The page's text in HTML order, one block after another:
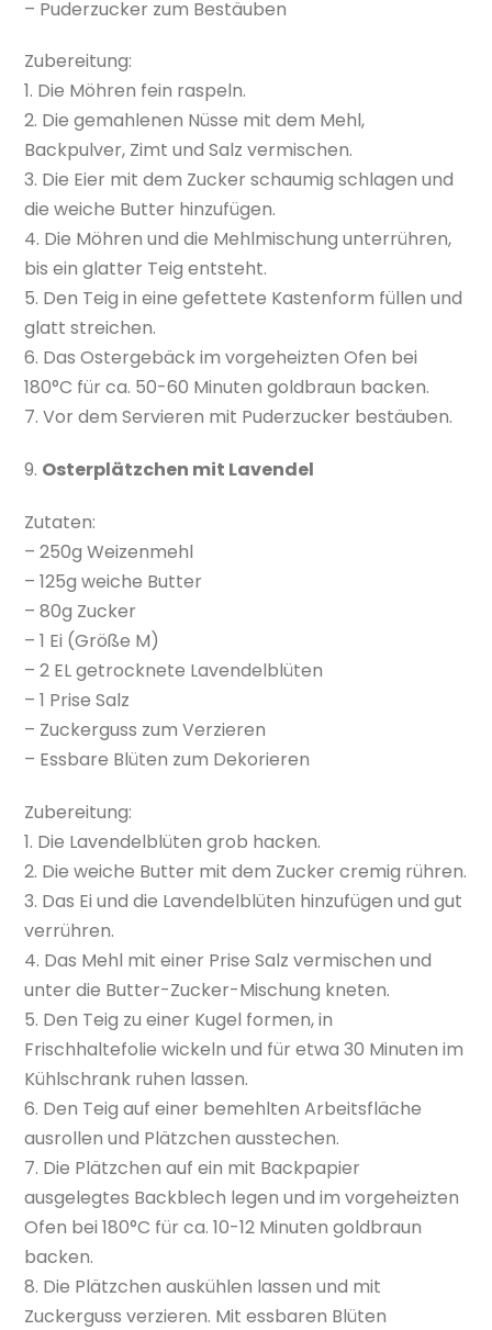
– Puderzucker zum Bestäuben
Zubereitung:
1. Die Möhren fein raspeln.
2. Die gemahlenen Nüsse mit dem Mehl,
Backpulver, Zimt und Salz vermischen.
3. Die Eier mit dem Zucker schaumig schlagen und
die weiche Butter hinzufügen.
4. Die Möhren und die Mehlmischung unterrühren,
bis ein glatter Teig entsteht.
5. Den Teig in eine gefettete Kastenform füllen und
glatt streichen.
6. Das Ostergebäck im vorgeheizten Ofen bei
180°C für ca. 50-60 Minuten goldbraun backen.
7. Vor dem Servieren mit Puderzucker bestäuben.
9. Osterplätzchen mit Lavendel
Zutaten:
– 250g Weizenmehl
– 125g weiche Butter
– 80g Zucker
– 1 Ei (Größe M)
– 2 EL getrocknete Lavendelblüten
– 1 Prise Salz
– Zuckerguss zum Verzieren
– Essbare Blüten zum Dekorieren
Zubereitung:
1. Die Lavendelblüten grob hacken.
2. Die weiche Butter mit dem Zucker cremig rühren.
3. Das Ei und die Lavendelblüten hinzufügen und gut
verrühren.
4. Das Mehl mit einer Prise Salz vermischen und
unter die Butter-Zucker-Mischung kneten.
5. Den Teig zu einer Kugel formen, in
Frischhaltefolie wickeln und für etwa 30 Minuten im
Kühlschrank ruhen lassen.
6. Den Teig auf einer bemehlten Arbeitsfläche
ausrollen und Plätzchen ausstechen.
7. Die Plätzchen auf ein mit Backpapier
ausgelegtes Backblech legen und im vorgeheizten
Ofen bei 180°C für ca. 10-12 Minuten goldbraun
backen.
8. Die Plätzchen auskühlen lassen und mit
Zuckerguss verzieren. Mit essbaren Blüten